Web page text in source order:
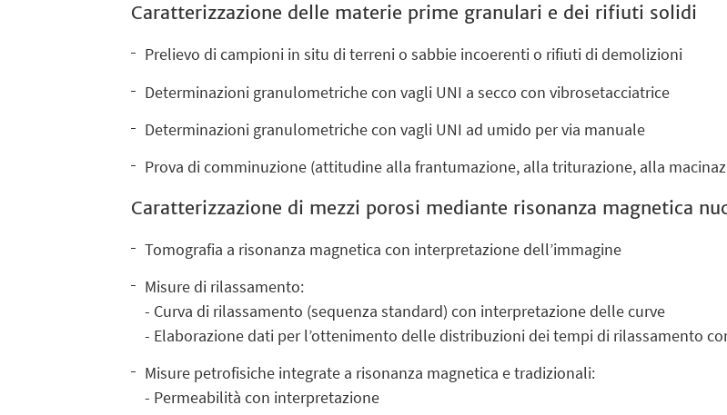
Caratterizzazione delle materie prime granulari e dei rifiuti solidi
Prelievo di campioni in situ di terreni o sabbie incoerenti o rifiuti di demolizioni
Determinazioni granulometriche con vagli UNI a secco con vibrosetacciatrice
Determinazioni granulometriche con vagli UNI ad umido per via manuale
Prova di comminuzione (attitudine alla frantumazione, alla triturazione, alla
Caratterizzazione di mezzi porosi mediante risonanza magnetica
Tomografia a risonanza magnetica con interpretazione dell’immagine
Misure di rilassamento:
- Curva di rilassamento (sequenza standard) con interpretazione delle curve
- Elaborazione dati per l’ottenimento delle distribuzioni dei tempi di rilassamento
Misure petrofisiche integrate a risonanza magnetica e tradizionali:
- Permeabilità con interpretazione